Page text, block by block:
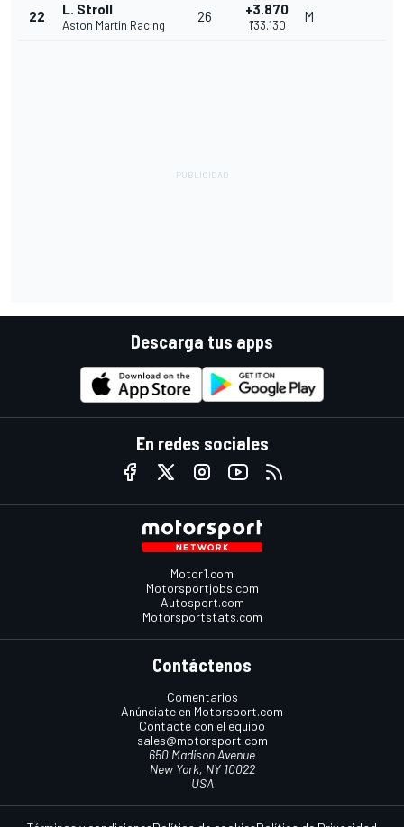
22 L. Stroll
Aston Martin Racing
26 +3.870
1'33.130
M
Descarga tus apps
En redes sociales
Motor1.com
Motorsportjobs.com
Autosport.com
Motorsportstats.com
Contáctenos
Comentarios
Anúnciate en Motorsport.com
Contacte con el equipo
sales@motorsport.com
650 Madison Avenue
New York, NY 10022
USA